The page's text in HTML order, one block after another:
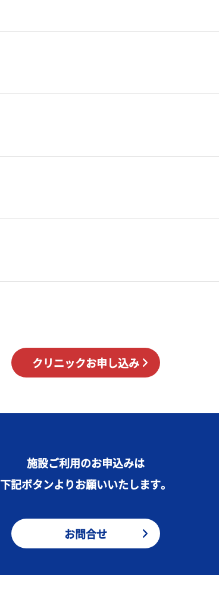
クリニックお申し込み
施設ご利用のお申込みは
下記ボタンよりお願いいたします。
お問合せ